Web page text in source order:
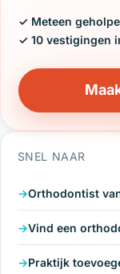
✓ Meteen
✓ 10 vestigingen
SNEL NAAR
Orthodontist
Vind een
Praktijk